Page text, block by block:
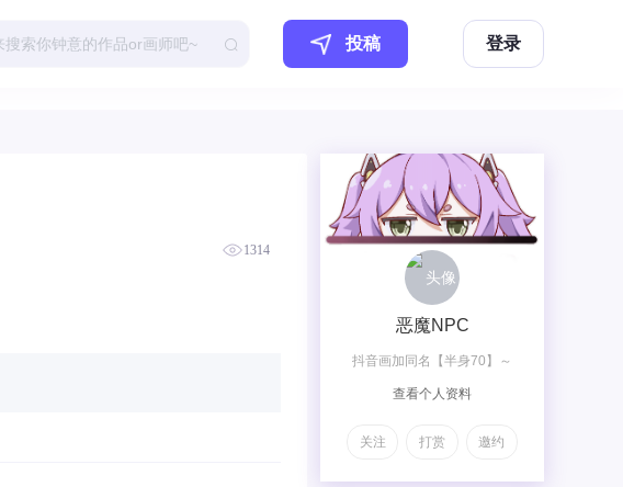
投稿 登录
1314
恶魔NPC
抖音画加同名【半身70】～
【全身120】～@【全身加兽
查看个人资料
关注 打赏 邀约